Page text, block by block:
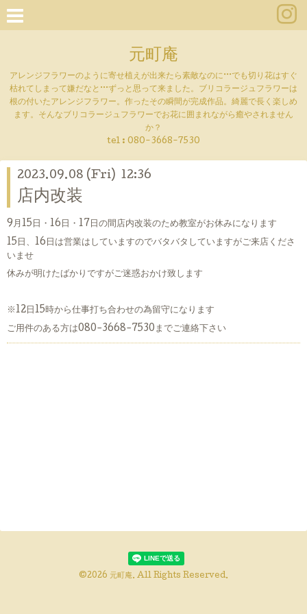
元町庵
アレンジフラワーのように寄せ植えが出来たら素敵なのに···でも切り花はすぐ
枯れてしまって嫌だなと···ずっと思って来ました。ブリコラージュフラワーは
根の付いたアレンジフラワー。作ったその瞬間が完成作品。綺麗で長く楽しめ
ます。そんなブリコラージュフラワーでお花に囲まれながら癒やされません
か？
tel : 080-3668-7530
2023.09.08 (Fri) 12:36
店内改装
9月15日・16日・17日の間店内改装のため教室がお休みになります
15日、16日は営業はしていますのでバタバタしていますがご来店くださ
いませ
休みが明けたばかりですがご迷惑おかけ致します
※12日15時から仕事打ち合わせの為留守になります
ご用件のある方は080-3668-7530までご連絡下さい
©2026 元町庵. All Rights Reserved.